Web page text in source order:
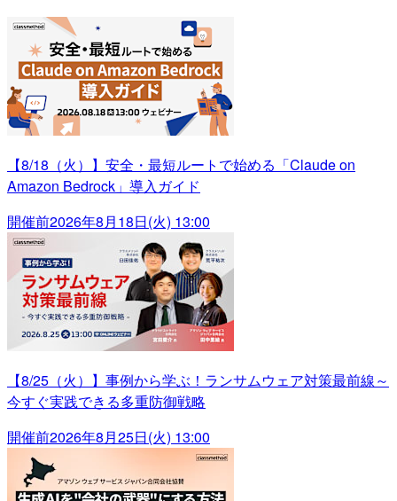
【8/18（火）】安全・最短ルートで始める「Claude on
Amazon Bedrock」導入ガイド
開催前2026年8月18日(火) 13:00
【8/25（火）】事例から学ぶ！ランサムウェア対策最前線～
今すぐ実践できる多重防御戦略
開催前2026年8月25日(火) 13:00